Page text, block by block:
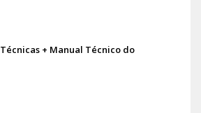
Técnicas + Manual Técnico do